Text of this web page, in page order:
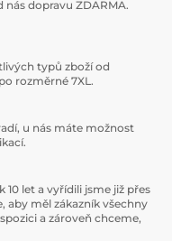
nás dopravu ZDARMA.
typů zboží od
rozměrné 7XL.
u nás máte možnost
let a vyřídili jsme již přes
aby měl zákazník všechny
a zároveň chceme,